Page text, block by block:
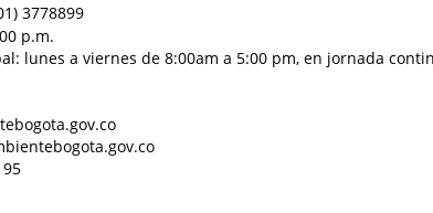
3778899
p.m.
lunes a viernes de 8:00am a 5:00 pm, en jornada